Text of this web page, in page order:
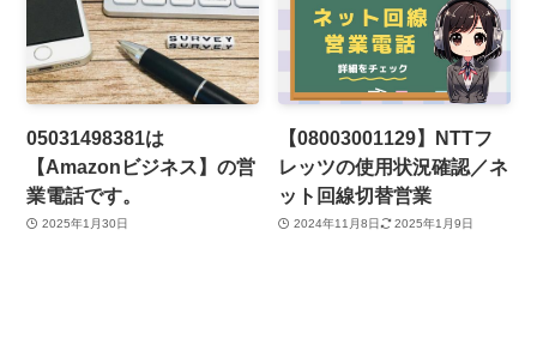
05031498381は
【Amazonビジネス】の営
業電話です。
2025年1月30日
【08003001129】NTTフ
レッツの使用状況確認／ネ
ット回線切替営業
2024年11月8日 2025年1月9日